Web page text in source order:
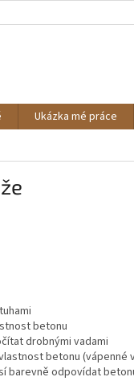
Ukázka mé práce
betonu
drobnými vadami
betonu (vápenné
barevně odpovídat